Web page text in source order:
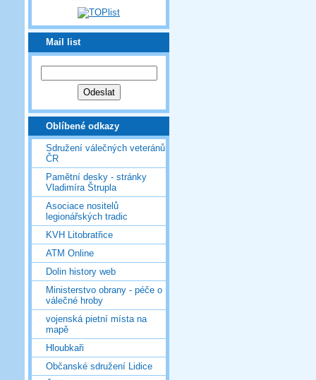
Mail list
Oblíbené odkazy
Sdružení válečných veteránů
ČR
Pamětní desky - stránky
Vladimíra Štrupla
Asociace nositelů
legionářských tradic
KVH Litobratřice
ATM Online
Dolin history web
Ministerstvo obrany - péče o
válečné hroby
vojenská pietní místa na
mapě
Hloubkaři
Občanské sdružení Lidice